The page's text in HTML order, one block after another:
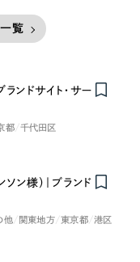
覧
ンドサイト・サー
都 千代田区
ン様）｜ブランド
他 関東地方 東京都 港区